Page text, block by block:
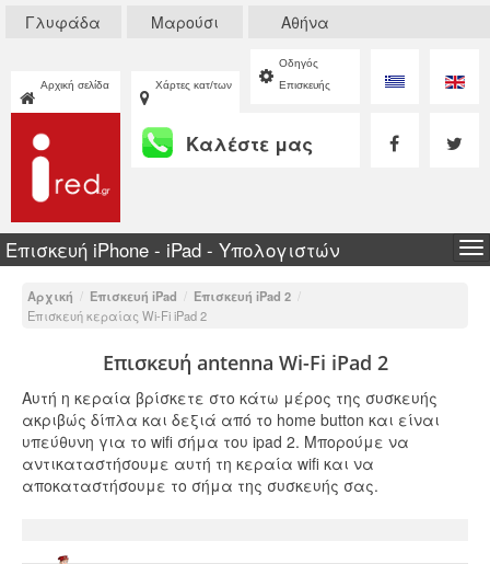
Γλυφάδα Μαρούσι Αθήνα
Αρχική σελίδα Χάρτες κατ/των
Οδηγός
Επισκευής
Καλέστε μας
Επισκευή iPhone - iPad - Υπολογιστών
Αρχική / Επισκευή iPad / Επισκευή iPad 2 /
Επισκευή κεραίας Wi-Fi iPad 2
Επισκευή antenna Wi-Fi iPad 2
Αυτή η κεραία βρίσκετε στο κάτω μέρος της συσκευής
ακριβώς δίπλα και δεξιά από το home button και είναι
υπεύθυνη για το wifi σήμα του ipad 2. Μπορούμε να
αντικαταστήσουμε αυτή τη κεραία wifi και να
αποκαταστήσουμε το σήμα της συσκευής σας.